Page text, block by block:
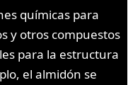
químicas para
y otros compuestos
para la estructura
el almidón se